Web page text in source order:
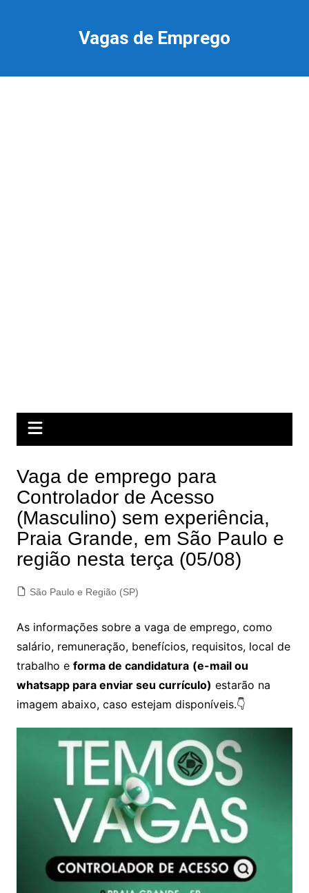
Vagas de Emprego
Vaga de emprego para
Controlador de Acesso
(Masculino) sem experiência,
Praia Grande, em São Paulo e
região nesta terça (05/08)
São Paulo e Região (SP)
As informações sobre a vaga de emprego, como
salário, remuneração, benefícios, requisitos, local de
trabalho e forma de candidatura (e-mail ou
whatsapp para enviar seu currículo) estarão na
imagem abaixo, caso estejam disponíveis.👇